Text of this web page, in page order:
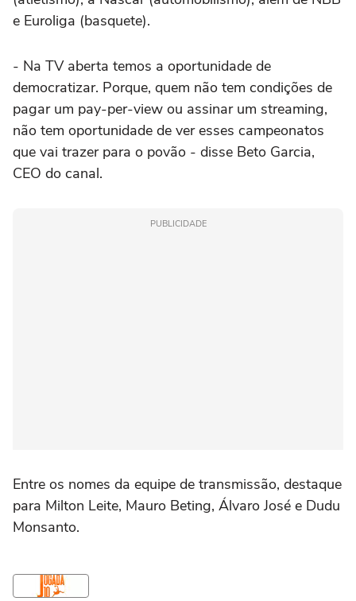
e Euroliga (basquete).
- Na TV aberta temos a oportunidade de
democratizar. Porque, quem não tem condições de
pagar um pay-per-view ou assinar um streaming,
não tem oportunidade de ver esses campeonatos
que vai trazer para o povão - disse Beto Garcia,
CEO do canal.
PUBLICIDADE
Entre os nomes da equipe de transmissão, destaque
para Milton Leite, Mauro Beting, Álvaro José e Dudu
Monsanto.